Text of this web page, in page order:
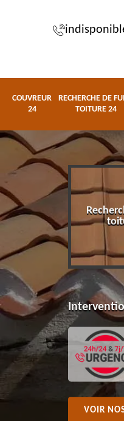
COUVREUR
24
RECHERCHE DE
TOITURE 24
24
VOIR